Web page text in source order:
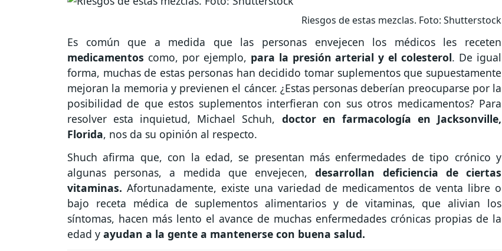
Riesgos de estas mezclas. Foto: Shutterstock
Es común que a medida que las personas envejecen los médicos les receten
medicamentos como, por ejemplo, para la presión arterial y el colesterol. De igual
forma, muchas de estas personas han decidido tomar suplementos que supuestamente
mejoran la memoria y previenen el cáncer. ¿Estas personas deberían preocuparse por la
posibilidad de que estos suplementos interfieran con sus otros medicamentos? Para
resolver esta inquietud, Michael Schuh, doctor en farmacología en Jacksonville,
Florida, nos da su opinión al respecto.
Shuch afirma que, con la edad, se presentan más enfermedades de tipo crónico y
algunas personas, a medida que envejecen,desarrollan deficiencia de ciertas
vitaminas. Afortunadamente, existe una variedad de medicamentos de venta libre o
bajo receta médica de suplementos alimentarios y de vitaminas, que alivian los
síntomas, hacen más lento el avance de muchas enfermedades crónicas propias de la
edad y ayudan a la gente a mantenerse con buena salud.